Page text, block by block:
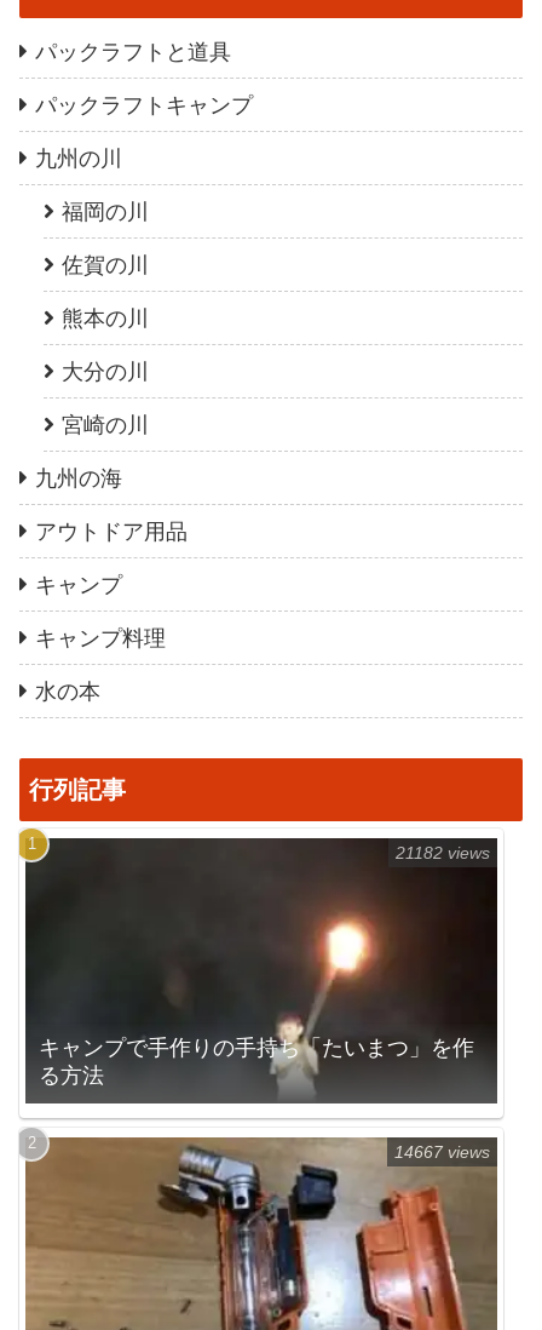
パックラフトと道具
パックラフトキャンプ
九州の川
福岡の川
佐賀の川
熊本の川
大分の川
宮崎の川
九州の海
アウトドア用品
キャンプ
キャンプ料理
水の本
行列記事
キャンプで手作りの手持ち「たいまつ」を作
る方法
21182 views
14667 views